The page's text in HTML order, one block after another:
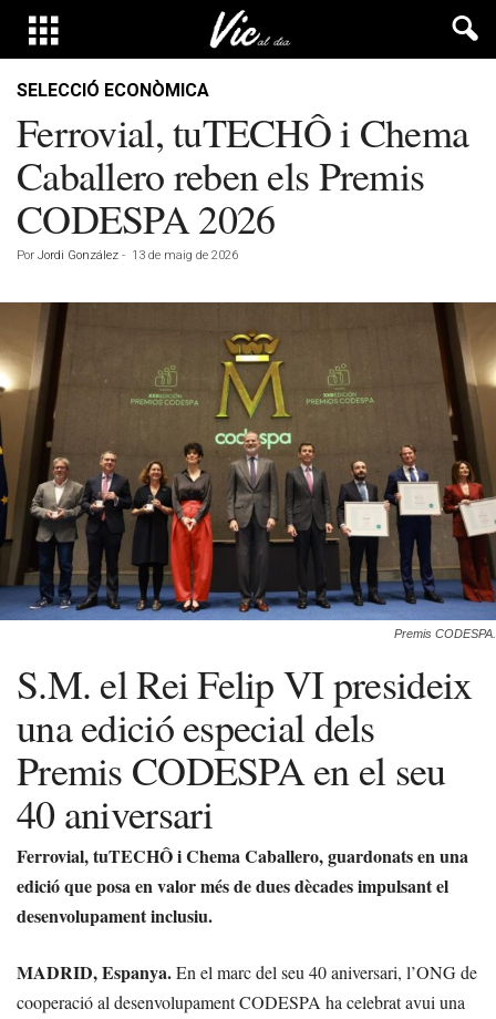
SELECCIÓ ECONÒMICA
Ferrovial, tuTECHÔ i Chema
Caballero reben els Premis
CODESPA 2026
Por Jordi González - 13 de maig de 2026
Premis CODESPA.
S.M. el Rei Felip VI presideix
una edició especial dels
Premis CODESPA en el seu
40 aniversari
Ferrovial, tuTECHÔ i Chema Caballero, guardonats en una
edició que posa en valor més de dues dècades impulsant el
desenvolupament inclusiu.
MADRID, Espanya.En el marc del seu 40 aniversari, l’ONG de
cooperació al desenvolupament CODESPA ha celebrat avui una